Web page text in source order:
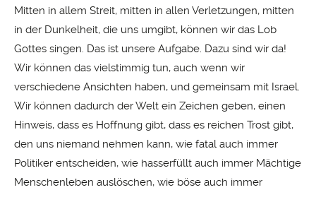
Mitten in allem Streit, mitten in allen Verletzungen, mitten
in der Dunkelheit, die uns umgibt, können wir das Lob
Gottes singen. Das ist unsere Aufgabe. Dazu sind wir da!
Wir können das vielstimmig tun, auch wenn wir
verschiedene Ansichten haben, und gemeinsam mit Israel.
Wir können dadurch der Welt ein Zeichen geben, einen
Hinweis, dass es Hoffnung gibt, dass es reichen Trost gibt,
den uns niemand nehmen kann, wie fatal auch immer
Politiker entscheiden, wie hasserfüllt auch immer Mächtige
Menschenleben auslöschen, wie böse auch immer